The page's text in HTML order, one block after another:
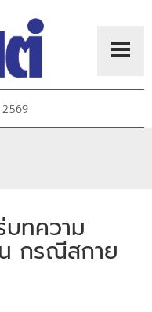
2569
ทความ
น กรณีสกาย